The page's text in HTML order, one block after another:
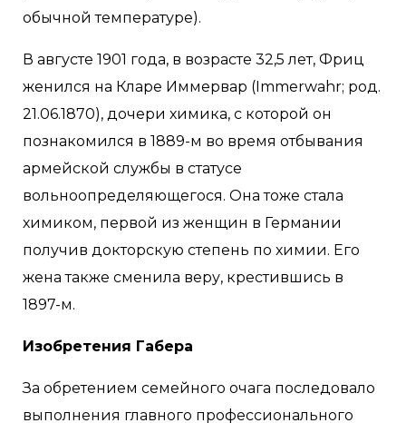
обычной температуре).
В августе 1901 года, в возрасте 32,5 лет, Фриц
женился на Кларе Иммервар (Immerwahr; род.
21.06.1870), дочери химика, с которой он
познакомился в 1889-м во время отбывания
армейской службы в статусе
вольноопределяющегося. Она тоже стала
химиком, первой из женщин в Германии
получив докторскую степень по химии. Его
жена также сменила веру, крестившись в
1897-м.
Изобретения Габера
За обретением семейного очага последовало
выполнения главного профессионального